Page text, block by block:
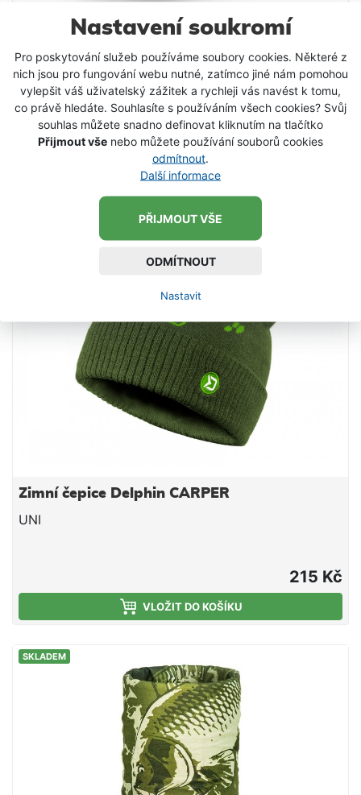
Nastavení soukromí
Pro poskytování služeb používáme soubory cookies. Některé z
nich jsou pro fungování webu nutné, zatímco jiné nám pomohou
vylepšit váš uživatelský zážitek a rychleji vás navést k tomu,
co právě hledáte. Souhlasíte s používáním všech cookies? Svůj
souhlas můžete snadno definovat kliknutím na tlačítko
Přijmout vše nebo můžete používání souborů cookies
odmítnout.
Další informace
PŘIJMOUT VŠE
ODMÍTNOUT
Nastavit
Delphin LED kšiltovka Delphin OutLINE Camo
UNI
215 Kč
VLOŽIT DO KOŠÍKU
Zimní čepice Delphin CARPER
UNI
215 Kč
VLOŽIT DO KOŠÍKU
SKLADEM